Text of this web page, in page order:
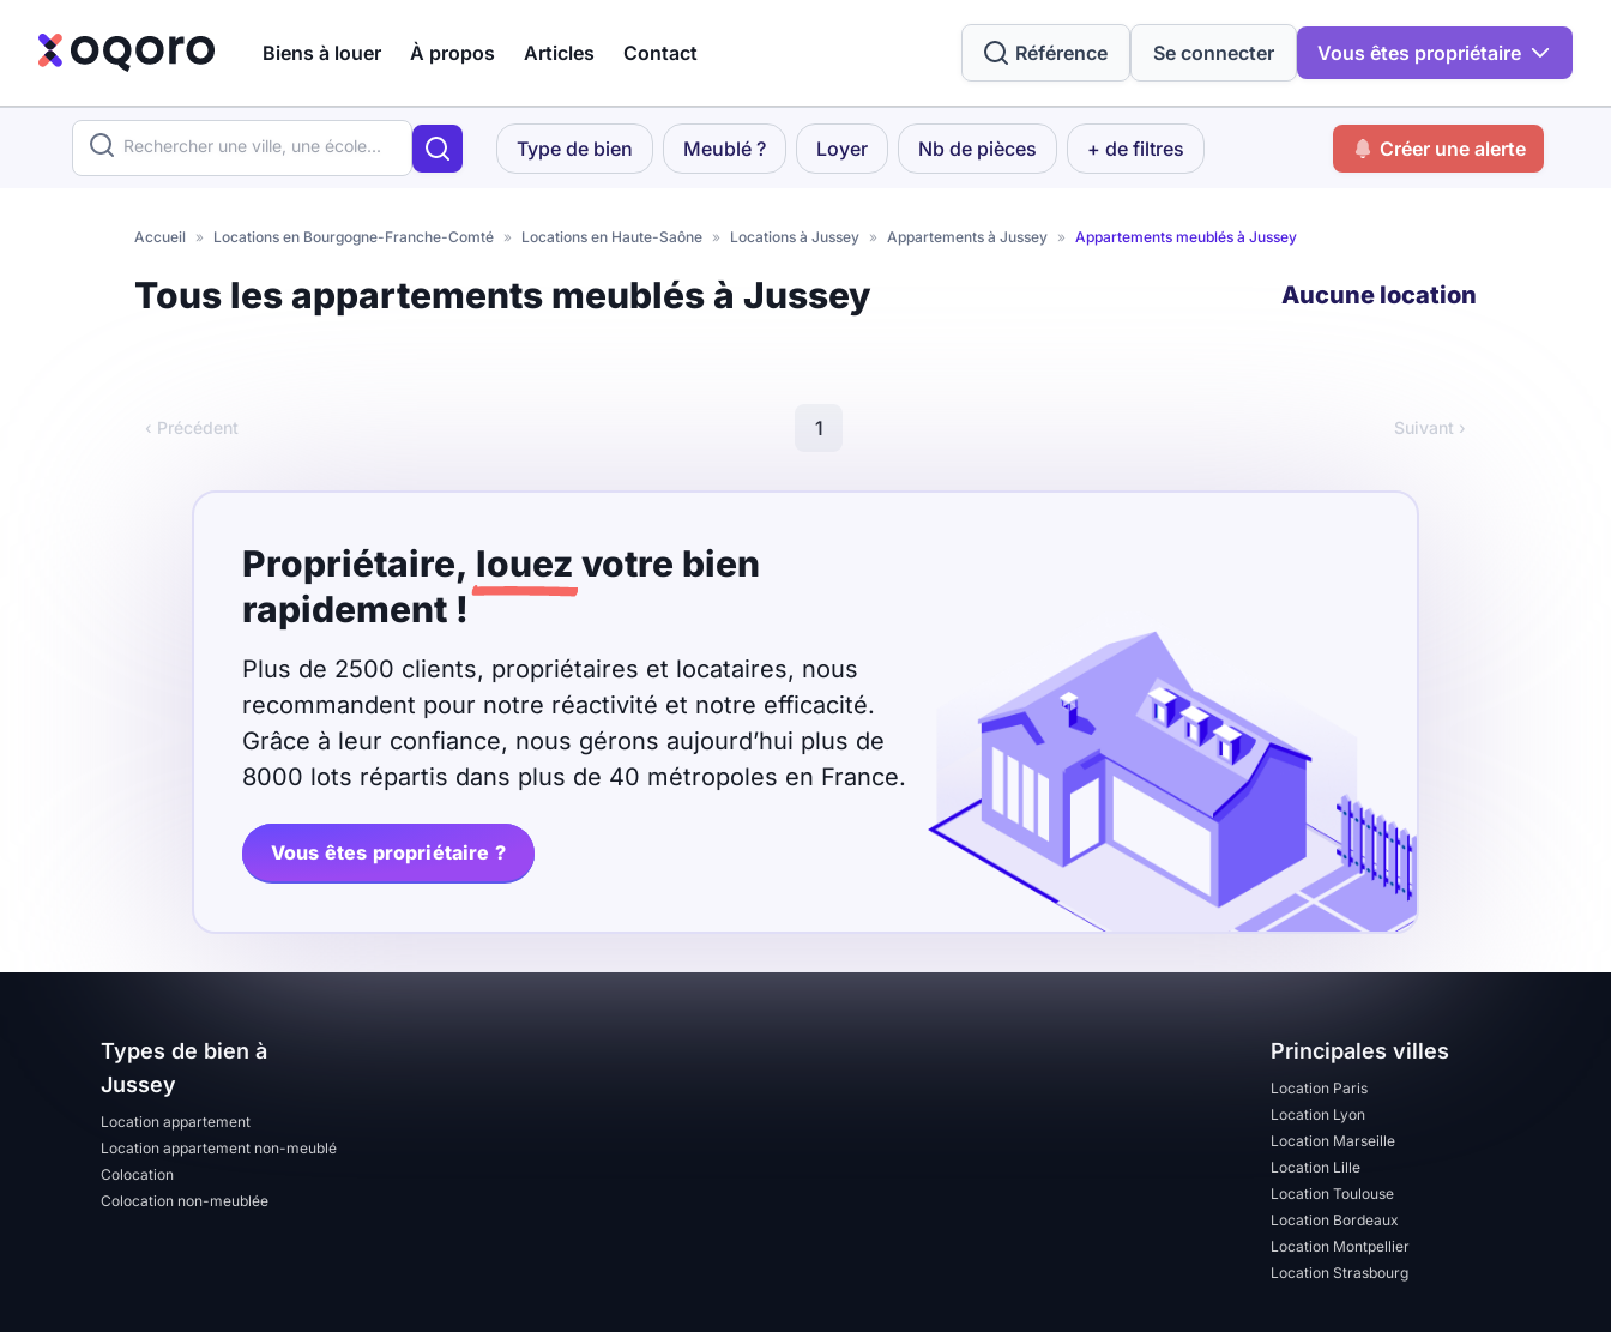
Biens à louer À propos Articles Contact Référence Se connecter Vous êtes propriétaire
Votre
Résidence étudiante
Non meublé
€
T11 T12
T14
recherche
Type de bien Meublé ? Loyer Nb de pièces + de filtres Créer une alerte
Accueil » Locations en Bourgogne-Franche-Comté » Locations en Haute-Saône » Locations à Jussey » Appartements à Jussey » Appartements meublés à Jussey
Tous les appartements meublés à Jussey Aucune location
‹ Précédent 1 Suivant ›
Propriétaire, louez votre bien
rapidement !
Plus de 2500 clients, propriétaires et locataires, nous
recommandent pour notre réactivité et notre efficacité.
Grâce à leur confiance, nous gérons aujourd’hui plus de
8000 lots répartis dans plus de 40 métropoles en France.
Vous êtes propriétaire ?
Types de bien à
Jussey
Location appartement
Location appartement non-meublé
Colocation
Colocation non-meublée
Principales villes
Location Paris
Location Lyon
Location Marseille
Location Lille
Location Toulouse
Location Bordeaux
Location Montpellier
Location Strasbourg